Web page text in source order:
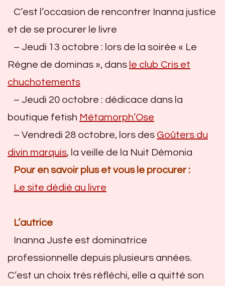
C’est l’occasion de rencontrer Inanna justice
et de se procurer le livre
– Jeudi 13 octobre : lors de la soirée « Le
Règne de dominas », dans le club Cris et
chuchotements
– Jeudi 20 octobre : dédicace dans la
boutique fetish Métamorph’Ose
– Vendredi 28 octobre, lors des Goûters du
divin marquis, la veille de la Nuit Dèmonia
Pour en savoir plus et vous le procurer :
Le site dédié au livre
L’autrice
Inanna Juste est dominatrice
professionnelle depuis plusieurs années.
C’est un choix très réfléchi, elle a quitté son